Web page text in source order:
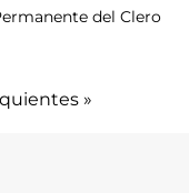
del Clero
»